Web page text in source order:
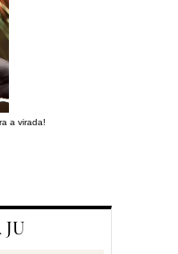
a virada!